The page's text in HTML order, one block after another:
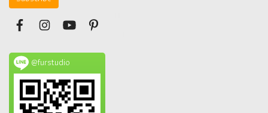
@furstudio